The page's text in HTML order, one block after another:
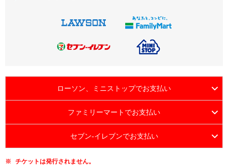
ローソン、ミニストップでお支払い
ファミリーマートでお支払い
セブン-イレブンでお支払い
チケットは発行されません。